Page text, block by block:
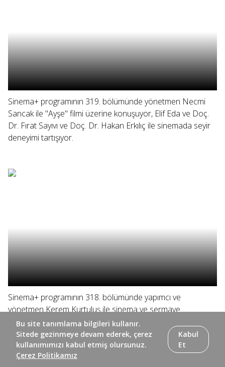
Sinema+ programının 319. bölümünde yönetmen Necmi
Sancak ile "Ayşe" filmi üzerine konuşuyor, Elif Eda ve Doç.
Dr. Fırat Sayıvı ve Doç. Dr. Hakan Erkılıç ile sinemada seyir
deneyimi tartışıyor.
Sinema+ programının 318. bölümünde yapımcı ve
yönetmen Kerem Kurtuluş ile sinema ve sermaye
arasındaki ilişki ele alınıyor, Elif Eda ve yönetmen Doğuş
Algün yönetmenin ilk uzun metrajı "Ölü Mevsim"i
konuşuyor.
Bu site tanımlama bilgileri kullanır.
Sitede gezinmeye devam ederek, çerez
kullanımımızı kabul etmiş olursunuz.
Çerez Politikamız
Kabul
Et